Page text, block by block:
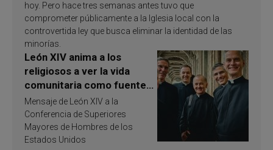
hoy. Pero hace tres semanas antes tuvo que
comprometer públicamente a la Iglesia local con la
controvertida ley que busca eliminar la identidad de las
minorías.
León XIV anima a los
religiosos a ver la vida
comunitaria como fuente
de inspiración y
santificación
Mensaje de León XIV a la
Conferencia de Superiores
Mayores de Hombres de los
Estados Unidos